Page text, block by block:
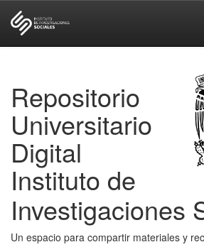
Repositorio
Universitario
Digital
Instituto de
Investigaciones
Un espacio para compartir materiales y